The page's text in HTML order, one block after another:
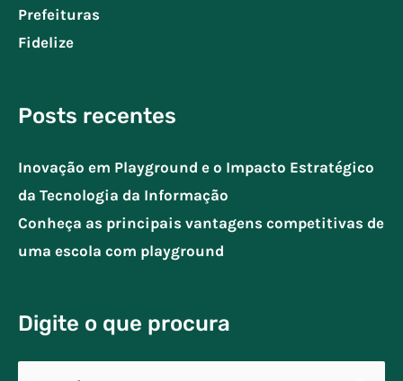
Prefeituras
Fidelize
Posts recentes
Inovação em Playground e o Impacto Estratégico
da Tecnologia da Informação
Conheça as principais vantagens competitivas de
uma escola com playground
Digite o que procura